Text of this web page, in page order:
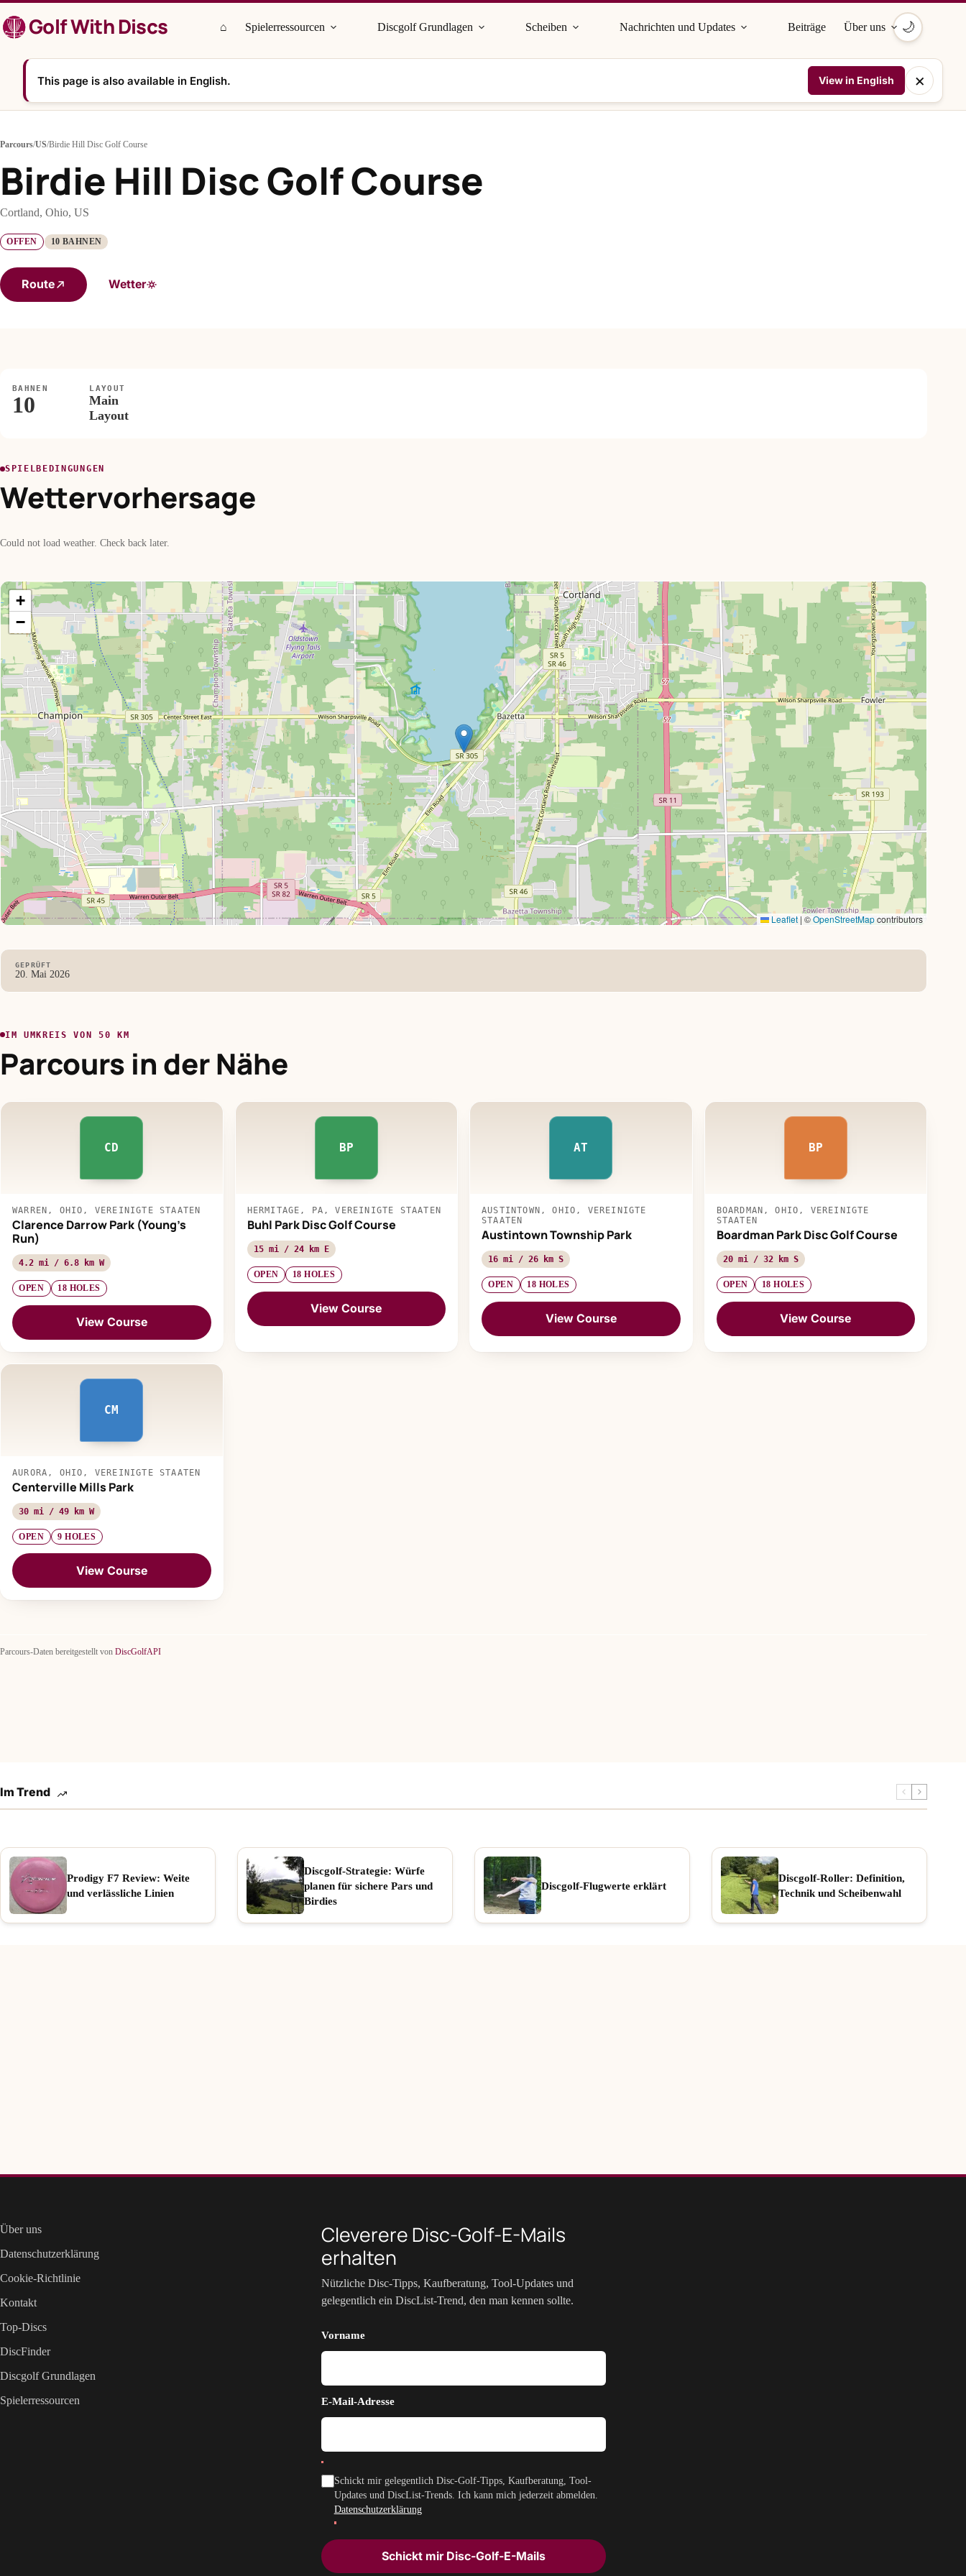
Inhalt
springenGolf With Discs ⌂ Spielerressourcen Discgolf Grundlagen Scheiben Nachrichten und Updates Beiträge Über uns 🌙
This page is also available in English. View in English ×
Parcours/US/Birdie Hill Disc Golf Course
Birdie Hill Disc Golf Course
Cortland, Ohio, US
OFFEN 10 BAHNEN
Route Wetter
BAHNEN
10
LAYOUT
Main
Layout
SPIELBEDINGUNGEN
Wettervorhersage
Could not load weather. Check back later.
+
−
Leaflet | ©OpenStreetMapcontributors
GEPRÜFT
20. Mai 2026
IM UMKREIS VON 50 KM
Parcours in der Nähe
CD
WARREN, OHIO, VEREINIGTE STAATEN
Clarence Darrow Park (Young's
Run)
4.2 mi / 6.8 km W
OPEN 18 HOLES
View Course
BP
HERMITAGE, PA, VEREINIGTE STAATEN
Buhl Park Disc Golf Course
15 mi / 24 km E
OPEN 18 HOLES
View Course
AT
AUSTINTOWN, OHIO, VEREINIGTE
STAATEN
Austintown Township Park
16 mi / 26 km S
OPEN 18 HOLES
View Course
BP
BOARDMAN, OHIO, VEREINIGTE
STAATEN
Boardman Park Disc Golf Course
20 mi / 32 km S
OPEN 18 HOLES
View Course
CM
AURORA, OHIO, VEREINIGTE STAATEN
Centerville Mills Park
30 mi / 49 km W
OPEN 9 HOLES
View Course
Parcours-Daten bereitgestellt von DiscGolfAPI
Im Trend
Prodigy F7 Review: Weite
und verlässliche Linien
Discgolf-Strategie: Würfe
planen für sichere Pars und
Birdies
Discgolf-Flugwerte erklärt
Discgolf-Roller: Definition,
Technik und Scheibenwahl
Über uns
Datenschutzerklärung
Cookie-Richtlinie
Kontakt
Top-Discs
DiscFinder
Discgolf Grundlagen
Spielerressourcen
Cleverere Disc-Golf-E-Mails
erhalten
Nützliche Disc-Tipps, Kaufberatung, Tool-Updates und
gelegentlich ein DiscList-Trend, den man kennen sollte.
Vorname
E-Mail-Adresse
Schickt mir gelegentlich Disc-Golf-Tipps, Kaufberatung, Tool-
Updates und DiscList-Trends. Ich kann mich jederzeit abmelden.
Datenschutzerklärung
Schickt mir Disc-Golf-E-Mails